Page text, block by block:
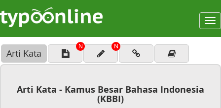
Arti Kata
N N
Arti Kata - Kamus Besar Bahasa Indonesia
(KBBI)